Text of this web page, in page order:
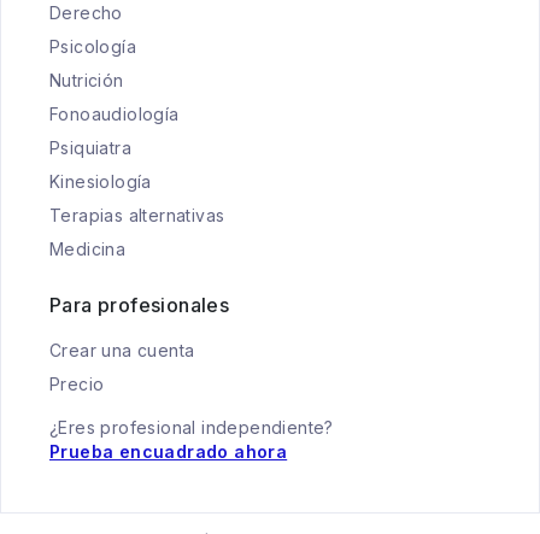
Derecho
Psicología
Nutrición
Fonoaudiología
Psiquiatra
Kinesiología
Terapias alternativas
Medicina
Para profesionales
Crear una cuenta
Precio
¿Eres profesional independiente?
Prueba encuadrado ahora